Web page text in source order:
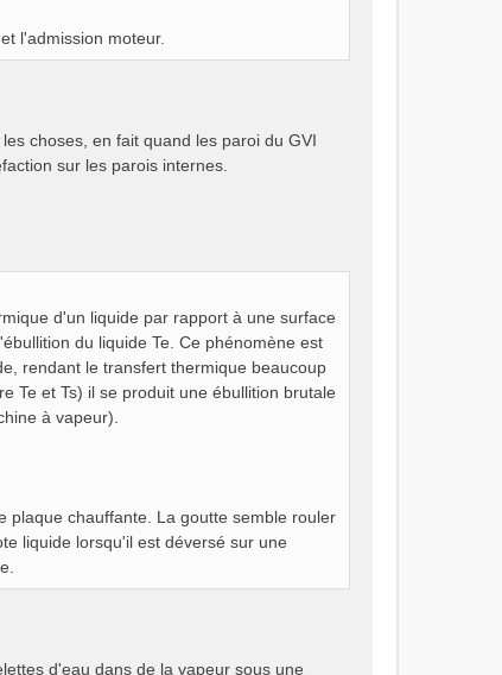
l'admission moteur.
choses, en fait quand les paroi du GVI
sur les parois internes.
d'un liquide par rapport à une surface
du liquide Te. Ce phénomène est
rendant le transfert thermique beaucoup
Te et Ts) il se produit une ébullition brutale
à vapeur).
plaque chauffante. La goutte semble rouler
liquide lorsqu'il est déversé sur une
d'eau dans de la vapeur sous une